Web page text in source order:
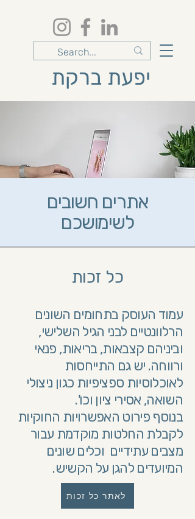
יפעת ברקת
אתרים חשובים
לשימושכם
כל זכות
עמוד העוסק בתחומים השונים
הרלוונטיים לבני הגיל השלישי,
וביניהם קצבאות, בריאות, פנאי
ורווחה. יש גם התייחסות
לאוכלוסיות ספציפיות כגון ניצולי
השואה, אסירי ציון וכו'.
בנוסף פירוט האפשרויות החוקיות
לקבלת החלטות מוקדמת עבור
מצבים עתידיים וכלים שונים
המיועדים להגן על הקשיש.
לאתר כל זכות